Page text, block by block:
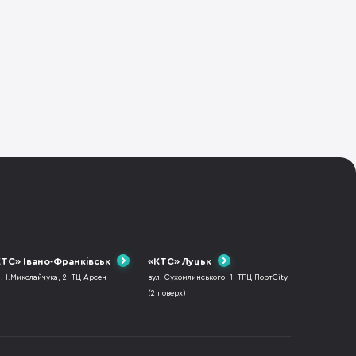
Івано-Франківськ
І.Миколайчука, 2, ТЦ Арсен
«КТС» Луцьк
вул. Сухомлинського, 1, ТРЦ ПортCity
(2 поверх)